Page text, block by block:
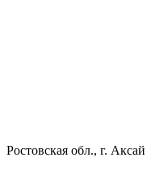
Ростовская обл., г. Аксай